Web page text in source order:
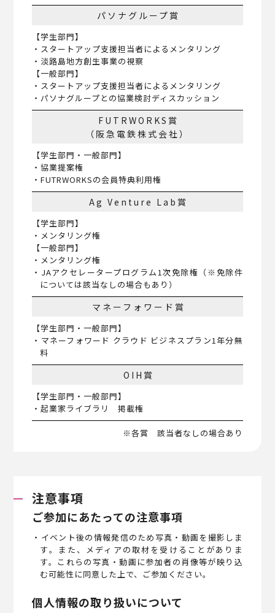
パソナグループ賞
【学生部門】
・スタートアップ支援担当者によるメンタリング
・淡路島地方創生事業の視察
【一般部門】
・スタートアップ支援担当者によるメンタリング
・パソナグループとの協業検討ディスカッション
FUTRWORKS賞
（阪急電鉄株式会社）
【学生部門・一般部門】
・協業提案権
・FUTRWORKSの会員特典利用権
Ag Venture Lab賞
【学生部門】
・メンタリング権
【一般部門】
・メンタリング権
・JAアクセレータープログラム1次免除権（※免除件
については該当なしの場合もあり）
マネーフォワード賞
【学生部門・一般部門】
・マネーフォワード クラウド ビジネスプラン1年分無
料
OIH賞
【学生部門・一般部門】
・起業家ライブラリ 掲載権
※各賞 該当者なしの場合あり
注意事項
ご参加にあたっての注意事項
・イベント後の情報発信のため写真・動画を撮影しま
す。また、メディアの取材を受けることがありま
す。これらの写真・動画に参加者の肖像等が映り込
む可能性に同意した上で、ご参加ください。
個人情報の取り扱いについて